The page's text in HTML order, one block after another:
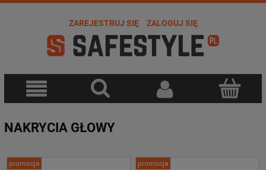
ZAREJESTRUJ SIĘ ZALOGUJ SIĘ
NAKRYCIA GŁOWY
promocja promocja